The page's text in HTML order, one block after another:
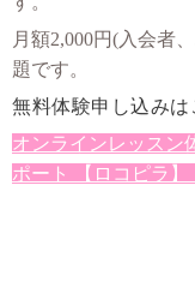
月額2,000円(入会者
題です。
無料体験申し込みは
オンラインレッスン
ポート 【ロコピラ】